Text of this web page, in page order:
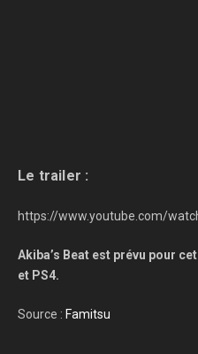
Le trailer :
https://www.youtube.com/
Akiba’s Beat est prévu pour
et PS4.
Source : Famitsu